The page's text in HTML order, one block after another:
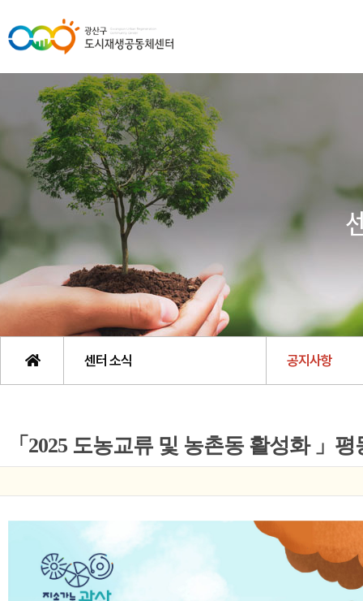
센터 소식 공지사항
「2025 도농교류 및 농촌동 활성화 」